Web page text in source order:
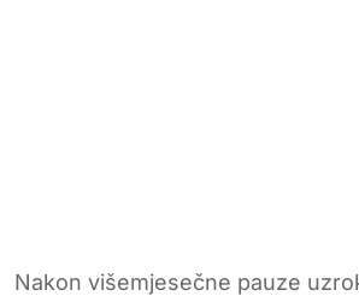
Nakon višemjesečne pauze